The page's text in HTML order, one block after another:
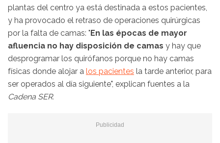
plantas del centro ya está destinada a estos pacientes,
y ha provocado el retraso de operaciones quirúrgicas
por la falta de camas: " En las épocas de mayor
afluencia no hay disposición de camas y hay que
desprogramar los quirófanos porque no hay camas
físicas donde alojar a los pacientes la tarde anterior, para
ser operados al día siguiente", explican fuentes a la
Cadena SER.